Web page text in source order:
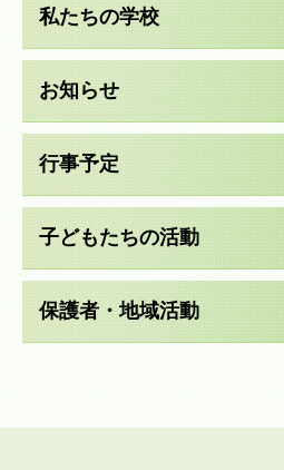
私たちの学校
お知らせ
行事予定
子どもたちの活動
保護者・地域活動